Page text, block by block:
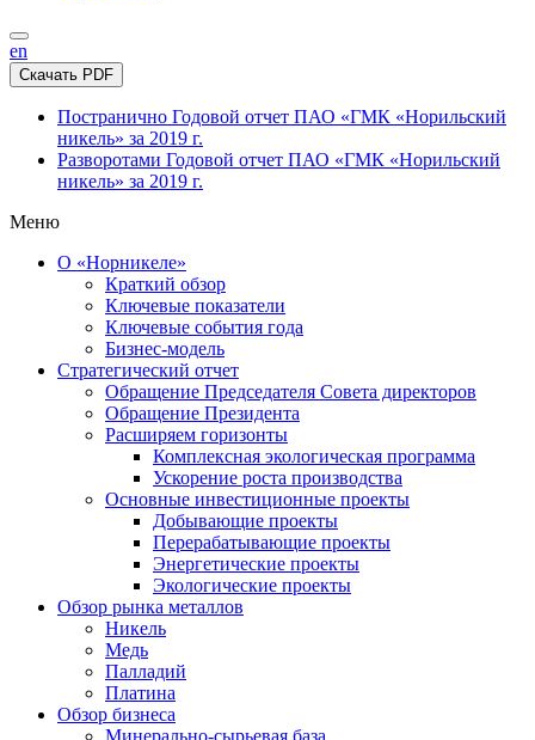
en
Скачать PDF
Постранично Годовой отчет ПАО «ГМК «Норильский
никель» за 2019 г.
Разворотами Годовой отчет ПАО «ГМК «Норильский
никель» за 2019 г.
Меню
О «Норникеле»
Краткий обзор
Ключевые показатели
Ключевые события года
Бизнес-модель
Стратегический отчет
Обращение Председателя Совета директоров
Обращение Президента
Расширяем горизонты
Комплексная экологическая программа
Ускорение роста производства
Основные инвестиционные проекты
Добывающие проекты
Перерабатывающие проекты
Энергетические проекты
Экологические проекты
Обзор рынка металлов
Никель
Медь
Палладий
Платина
Обзор бизнеса
Минерально-сырьевая база